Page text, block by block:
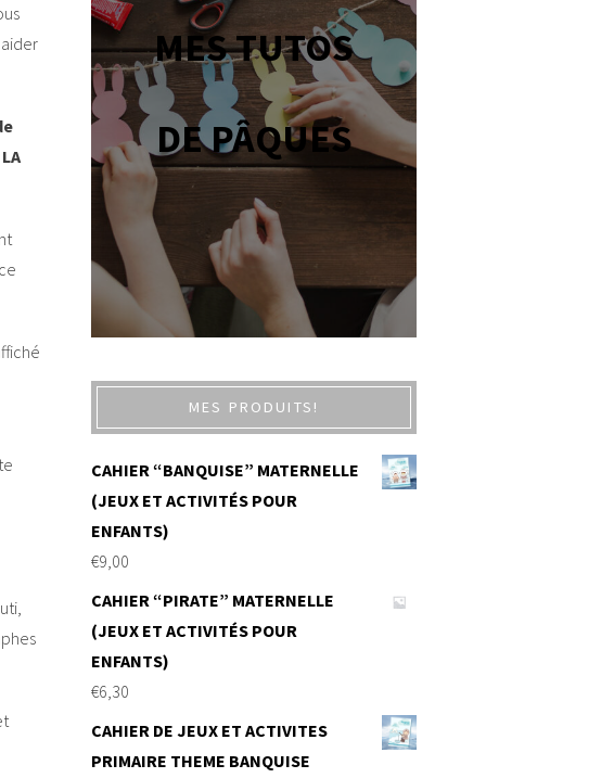
MES TUTOS
DE PÂQUES
MES PRODUITS!
CAHIER “BANQUISE” MATERNELLE
(JEUX ET ACTIVITÉS POUR
ENFANTS)
€9,00
CAHIER “PIRATE” MATERNELLE
(JEUX ET ACTIVITÉS POUR
ENFANTS)
€6,30
CAHIER DE JEUX ET ACTIVITES
PRIMAIRE THEME BANQUISE